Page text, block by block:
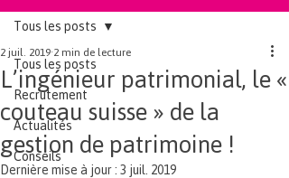
Tous les posts
Recrutement
Actualités
Conseils
Tous les posts
L’ingénieur patrimonial, le «
couteau suisse » de la
gestion de patrimoine !
2 juil. 2019 2 min de lecture
Dernière mise à jour : 3 juil. 2019